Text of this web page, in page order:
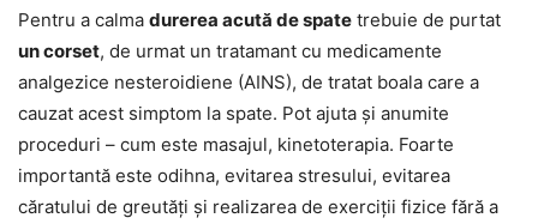
Pentru a calma durerea acută de spate trebuie de purtat
un corset, de urmat un tratamant cu medicamente
analgezice nesteroidiene (AINS), de tratat boala care a
cauzat acest simptom la spate. Pot ajuta și anumite
proceduri – cum este masajul, kinetoterapia. Foarte
importantă este odihna, evitarea stresului, evitarea
căratului de greutăți și realizarea de exerciții fizice fără a